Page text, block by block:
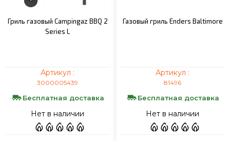
Гриль газовый Campingaz BBQ 2
Series L
Артикул :
3000005439
Бесплатная доставка
Нет в наличии
Газовый гриль Enders Baltimore
Артикул :
81496
Бесплатная доставка
Нет в наличии